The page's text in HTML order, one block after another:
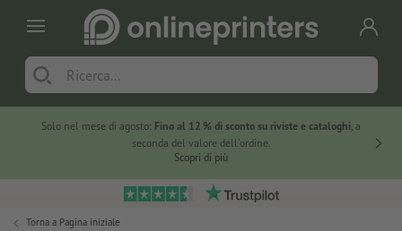
Solo nel mese di agosto: Fino al 12 % di sconto su riviste e cataloghi, a
seconda del valore dell'ordine.
Scopri di più
Torna a Pagina iniziale